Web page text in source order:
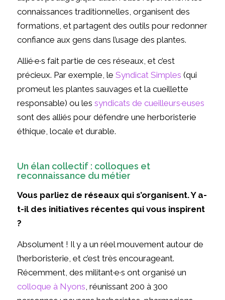
connaissances traditionnelles, organisent des
formations, et partagent des outils pour redonner
confiance aux gens dans l’usage des plantes.
Allié·e·s fait partie de ces réseaux, et c’est
précieux. Par exemple, le Syndicat Simples (qui
promeut les plantes sauvages et la cueillette
responsable) ou les syndicats de cueilleurs·euses
sont des alliés pour défendre une herboristerie
éthique, locale et durable.
Un élan collectif : colloques et
reconnaissance du métier
Vous parliez de réseaux qui s’organisent. Y a-
t-il des initiatives récentes qui vous inspirent
?
Absolument ! Il y a un réel mouvement autour de
l’herboristerie, et c’est très encourageant.
Récemment, des militant·e·s ont organisé un
colloque à Nyons, réunissant 200 à 300